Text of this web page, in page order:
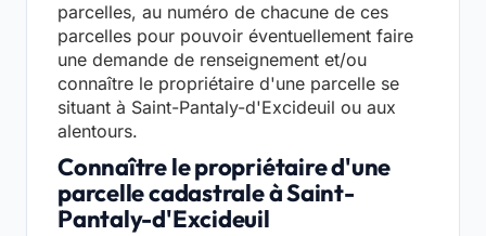
parcelles, au numéro de chacune de ces
parcelles pour pouvoir éventuellement faire
une demande de renseignement et/ou
connaître le propriétaire d'une parcelle se
situant à Saint-Pantaly-d'Excideuil ou aux
alentours.
Connaître le propriétaire d'une
parcelle cadastrale à Saint-
Pantaly-d'Excideuil